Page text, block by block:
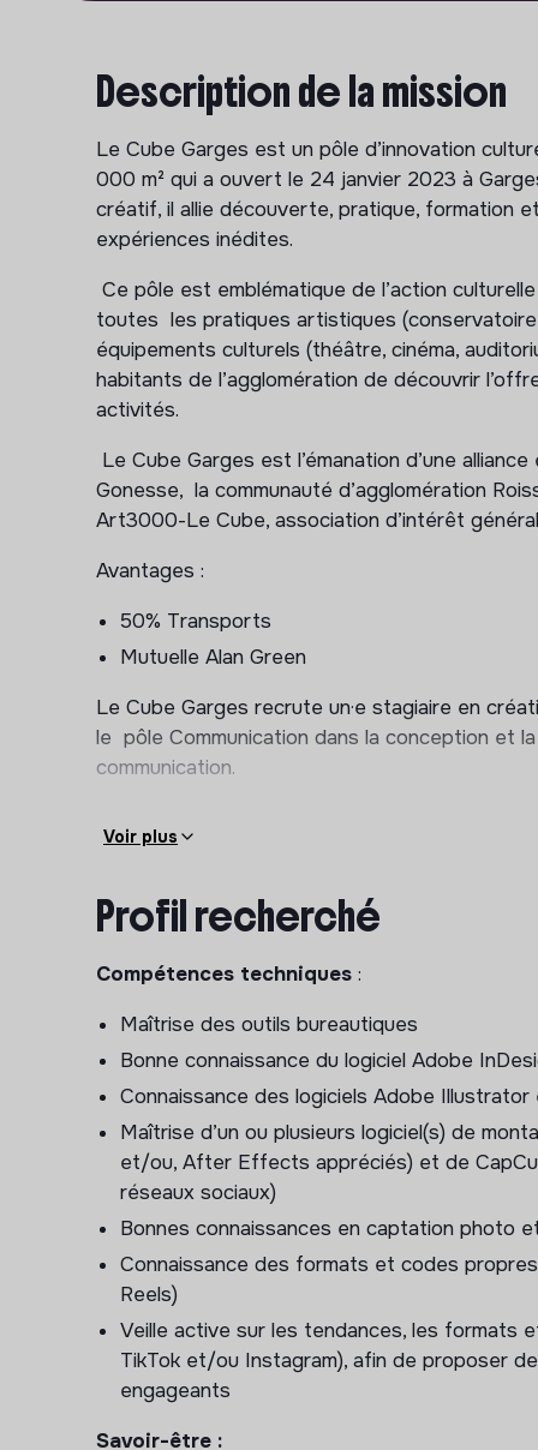
Description de la mission
Le Cube Garges est un pôle d’innovation
000 m² qui a ouvert le 24 janvier 2023 à
créatif, il allie découverte, pratique, formation
expériences inédites.
Ce pôle est emblématique de l’action
toutes les pratiques artistiques
équipements culturels (théâtre, cinéma,
habitants de l’agglomération de découvrir
activités.
Le Cube Garges est l’émanation d’une
Gonesse, la communauté d’agglomération
Art3000-Le Cube, association d’intérêt
Avantages :
50% Transports
Mutuelle Alan Green
Le Cube Garges recrute un·e stagiaire en
le pôle Communication dans la conception et
communication.
Garges (print, photo, vidéo pour les réseaux
Participer à la réflexion créative en amont
formats et de partis pris visuels, en lien
Concevoir et décliner des visuels adaptés
flyers, contenus réseaux sociaux, etc.) dans
Produire des contenus photo et vidéo lors
institutionnels, en adaptant les moyens
Assurer la réalisation des contenus, de la
organisation des tournages, captation,
Adapter et optimiser les contenus pour
habillage graphique, déclinaisons)
Être force de proposition sur de nouveaux
pratiques actuelles et l’évolution des
Veiller à la cohérence globale de l’identité
Encadrement :
Voir plus
Profil recherché
Compétences techniques :
Maîtrise des outils bureautiques
Bonne connaissance du logiciel Adobe
Connaissance des logiciels Adobe
Maîtrise d’un ou plusieurs logiciel(s) de
et/ou, After Effects appréciés) et de
réseaux sociaux)
Bonnes connaissances en captation photo
Connaissance des formats et codes
Reels)
Veille active sur les tendances, les formats
TikTok et/ou Instagram), afin de proposer
engageants
Savoir-être :